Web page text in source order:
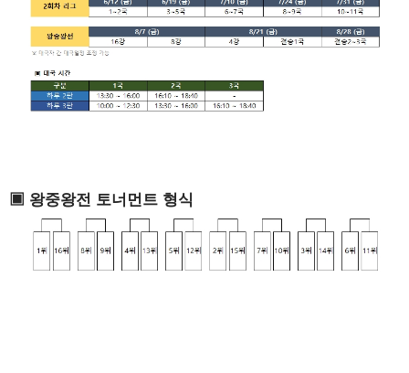
▣ 왕중왕전 토너먼트 형식